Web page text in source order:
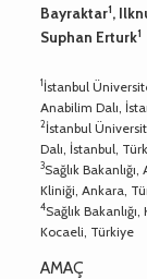
Bayraktar1,
Suphan Erturk1
1İstanbul
Anabilim Dalı,
2İstanbul
Dalı, İstanbul,
3Sağlık
Kliniği, Ankara,
4Sağlık
Kocaeli, Türkiye
AMAÇ